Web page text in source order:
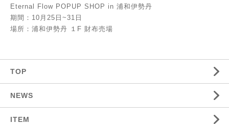
Eternal Flow POPUP SHOP in 浦和伊勢丹
期間：10月25日~31日
場所：浦和伊勢丹 １F 財布売場
TOP
NEWS
ITEM